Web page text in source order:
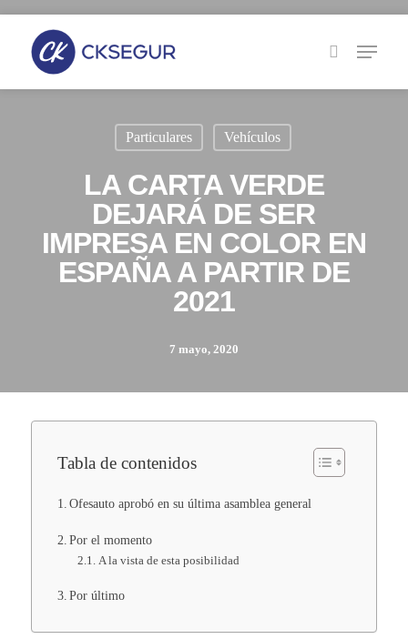
Skip
Particulares Vehículos
LA CARTA VERDE
DEJARÁ DE SER
IMPRESA EN COLOR EN
ESPAÑA A PARTIR DE
2021
7 mayo, 2020
Tabla de contenidos
Ofesauto aprobó en su última asamblea general
Por el momento
A la vista de esta posibilidad
Por último